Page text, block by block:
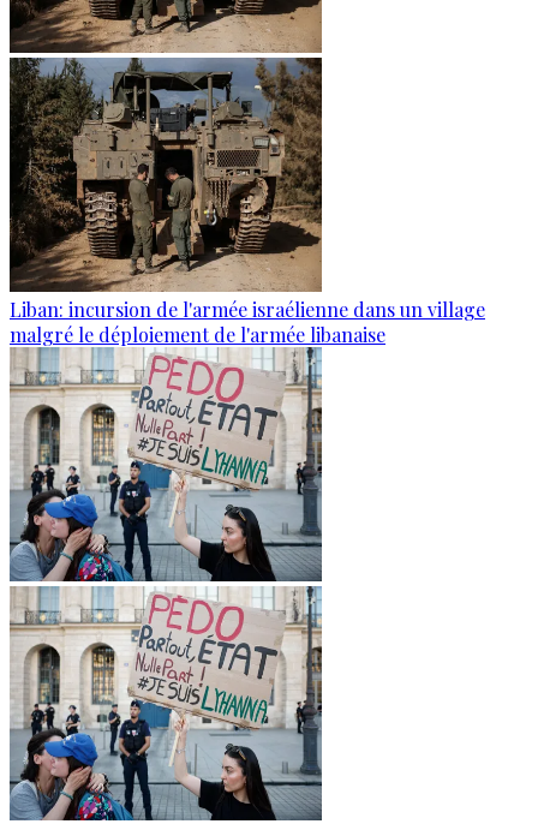
Liban: incursion de l'armée israélienne dans un village
malgré le déploiement de l'armée libanaise